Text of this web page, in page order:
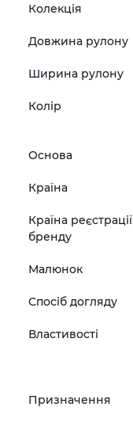
Колекція
Довжина рулону
Ширина рулону
Колір
Основа
Країна
Країна реєстрації
бренду
Малюнок
Спосіб догляду
Властивості
Призначення